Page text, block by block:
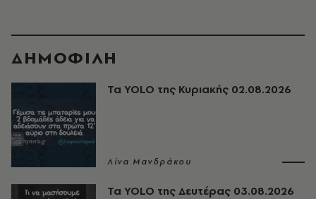
ΔΗΜΟΦΙΛΗ
Τα YOLO της Κυριακής 02.08.2026
Λίνα Μανδράκου
Τα YOLO της Δευτέρας 03.08.2026